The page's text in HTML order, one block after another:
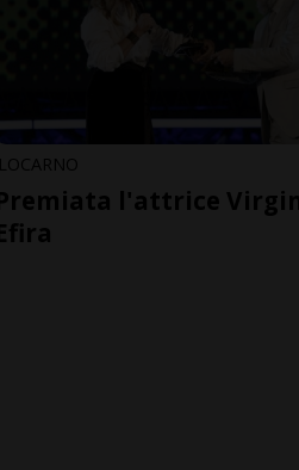
LOCARNO
l'attrice